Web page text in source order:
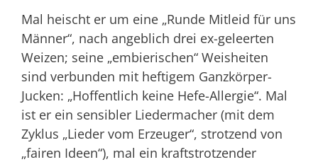
Mal heischt er um eine „Runde Mitleid für uns
Männer“, nach angeblich drei ex-geleerten
Weizen; seine „embierischen“ Weisheiten
sind verbunden mit heftigem Ganzkörper-
Jucken: „Hoffentlich keine Hefe-Allergie“. Mal
ist er ein sensibler Liedermacher (mit dem
Zyklus „Lieder vom Erzeuger“, strotzend von
„fairen Ideen“), mal ein kraftstrotzender